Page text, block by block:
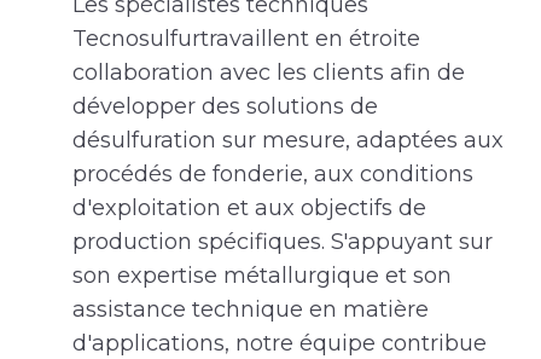
Tecnosulfurtravaillent en étroite
collaboration avec les clients afin de
développer des solutions de
désulfuration sur mesure, adaptées aux
procédés de fonderie, aux conditions
d'exploitation et aux objectifs de
production spécifiques. S'appuyant sur
son expertise métallurgique et son
assistance technique en matière
d'applications, notre équipe contribue